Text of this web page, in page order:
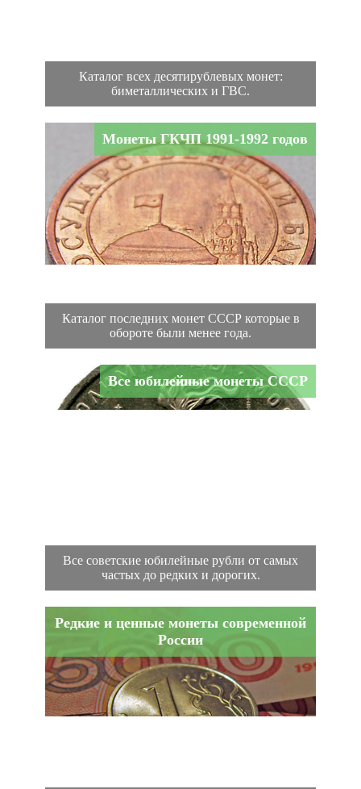
Каталог всех десятирублевых монет:
биметаллических и ГВС.
Монеты ГКЧП 1991-1992 годов
Каталог последних монет СССР которые в
обороте были менее года.
Все юбилейные монеты СССР
Все советские юбилейные рубли от самых
частых до редких и дорогих.
Редкие и ценные монеты современной
России